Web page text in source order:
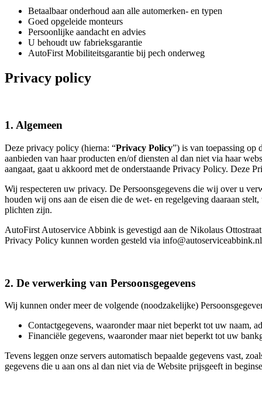
Betaalbaar onderhoud aan alle automerken- en typen
Goed opgeleide monteurs
Persoonlijke aandacht en advies
U behoudt uw fabrieksgarantie
AutoFirst Mobiliteitsgarantie bij pech onderweg
Privacy policy
1. Algemeen
Deze privacy policy (hierna: “Privacy Policy”) is van toepassing op
aanbieden van haar producten en/of diensten al dan niet via haar
aangaat, gaat u akkoord met de onderstaande Privacy Policy. Deze
Wij respecteren uw privacy. De Persoonsgegevens die wij over u
houden wij ons aan de eisen die de wet- en regelgeving daaraan
plichten zijn.
AutoFirst Autoservice Abbink is gevestigd aan de Nikolaus
Privacy Policy kunnen worden gesteld via
2. De verwerking van Persoonsgegevens
Wij kunnen onder meer de volgende (noodzakelijke)
Contactgegevens, waaronder maar niet beperkt tot uw naam,
Financiële gegevens, waaronder maar niet beperkt tot uw
Tevens leggen onze servers automatisch bepaalde gegevens vast,
gegevens die u aan ons al dan niet via de Website prijsgeeft in